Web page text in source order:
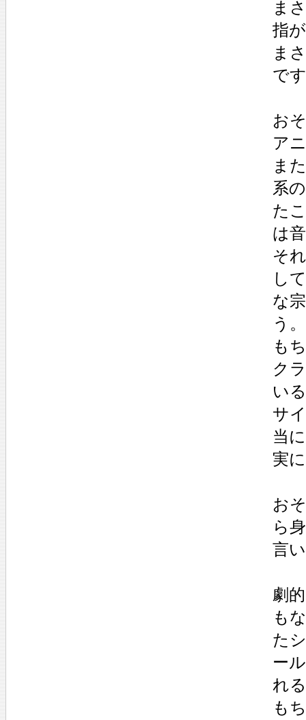
ま
指
ま
で
お
ア
ま
系
た
は
そ
し
な
う。
も
ク
い
サ
当
実
お
ら
言
劇
も
た
ー
れ
も